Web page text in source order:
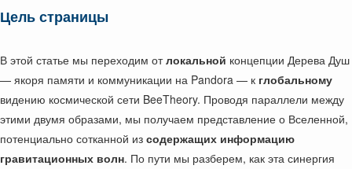
Цель страницы
В этой статье мы переходим отлокальной концепции Дерева Душ
— якоря памяти и коммуникации на Pandora — к глобальному
видению космической сети BeeTheory. Проводя параллели между
этими двумя образами, мы получаем представление о Вселенной,
потенциально сотканной из содержащих информацию
гравитационных волн. По пути мы разберем, как эта синергия